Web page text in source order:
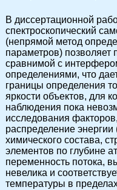
В диссертационной
спектроскопический
(непрямой метод
параметров) позволяет
сравнимой с
определениями, что
границы определения
яркости объектов, для
наблюдения пока
исследования
распределение
химического состава,
элементов по глубине
переменность потока,
невелика и
температуры в